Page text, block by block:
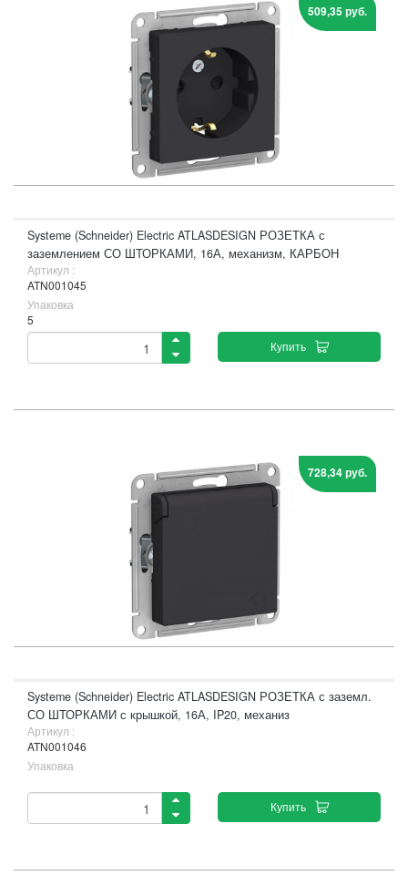
509,35 руб.
Systeme (Schneider) Electric ATLASDESIGN РОЗЕТКА с
заземлением СО ШТОРКАМИ, 16А, механизм, КАРБОН
Артикул :
ATN001045
Упаковка
5
Купить
728,34 руб.
Systeme (Schneider) Electric ATLASDESIGN РОЗЕТКА с заземл.
СО ШТОРКАМИ с крышкой, 16А, IP20, механиз
Артикул :
ATN001046
Упаковка
Купить